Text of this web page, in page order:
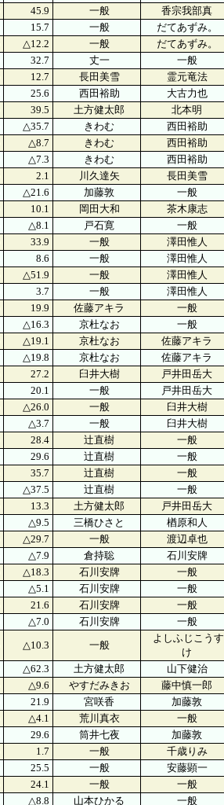
45.9 一般 香宗我部真
15.7 一般 だてあずみ。
△12.2 一般 だてあずみ。
32.7 丈一 一般
12.7 長田美雪 霊元竜法
25.6 西田裕助 大古力也
39.5 土方健太郎 北本明
△35.7 きわむ 西田裕助
△8.7 きわむ 西田裕助
△7.3 きわむ 西田裕助
2.1 川久達矢 長田美雪
△21.6 加藤敦 一般
10.1 岡田大和 茶木康志
△8.1 戸石寛 一般
33.9 一般 澤田惟人
8.6 一般 澤田惟人
△51.9 一般 澤田惟人
3.7 一般 澤田惟人
19.9 佐藤アキラ 一般
△16.3 京杜なお 一般
△19.1 京杜なお 佐藤アキラ
△19.8 京杜なお 佐藤アキラ
27.2 臼井大樹 戸井田岳大
20.1 一般 戸井田岳大
△26.0 一般 臼井大樹
△3.7 一般 臼井大樹
28.4 辻直樹 一般
29.6 辻直樹 一般
35.7 辻直樹 一般
△37.5 辻直樹 一般
13.3 土方健太郎 戸井田岳大
△9.5 三橋ひさと 楢原和人
△29.7 一般 渡辺卓也
△7.9 倉持聡 石川安牌
△18.3 石川安牌 一般
△5.1 石川安牌 一般
21.6 石川安牌 一般
△7.0 石川安牌 一般
△10.3 一般
よしふじこうす
け
△62.3 土方健太郎 山下健治
△9.6 やすだみきお 藤中慎一郎
21.9 宮咲香 加藤敦
△4.1 荒川真衣 一般
29.6 筒井七夜 加藤敦
1.7 一般 千歳りみ
25.5 一般 安藤顕一
24.1 一般 一般
△8.8 山本ひかる 一般